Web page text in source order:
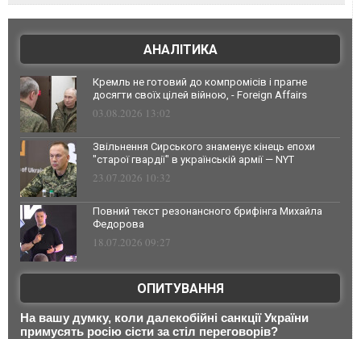
АНАЛІТИКА
Кремль не готовий до компромісів і прагне
досягти своїх цілей війною, - Foreign Affairs
03.08.2026 13:02
Звільнення Сирського знаменує кінець епохи
"старої гвардії" в українській армії — NYT
23.07.2026 10:32
Повний текст резонансного брифінга Михайла
Федорова
18.07.2026 09:27
ОПИТУВАННЯ
На вашу думку, коли далекобійні санкції України
примусять росію сісти за стіл переговорів?